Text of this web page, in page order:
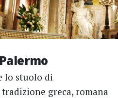
lo stuolo di
greca, romana